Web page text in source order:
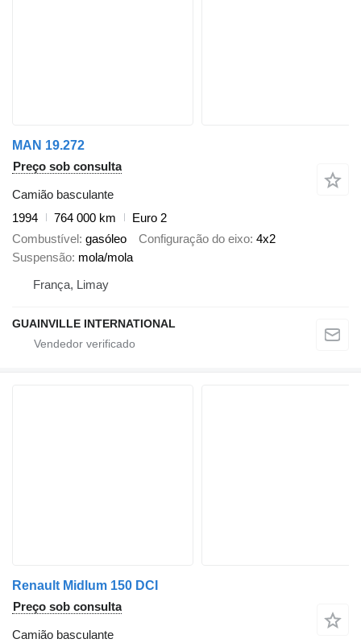
MAN 19.272
Preço sob consulta
Camião basculante
1994
764 000 km
Euro 2
Combustível gasóleo Configuração do eixo 4x2
Suspensão mola/mola
França, Limay
GUAINVILLE INTERNATIONAL
Renault Midlum 150 DCI
Preço sob consulta
Camião basculante